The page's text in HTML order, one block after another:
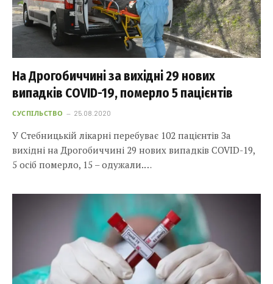
На Дрогобиччині за вихідні 29 нових
випадків COVID-19, померло 5 пацієнтів
СУСПІЛЬСТВО 25.08.2020
У Стебницькій лікарні перебуває 102 пацієнтів За
вихідні на Дрогобиччині 29 нових випадків COVID-19,
5 осіб померло, 15 – одужали.…